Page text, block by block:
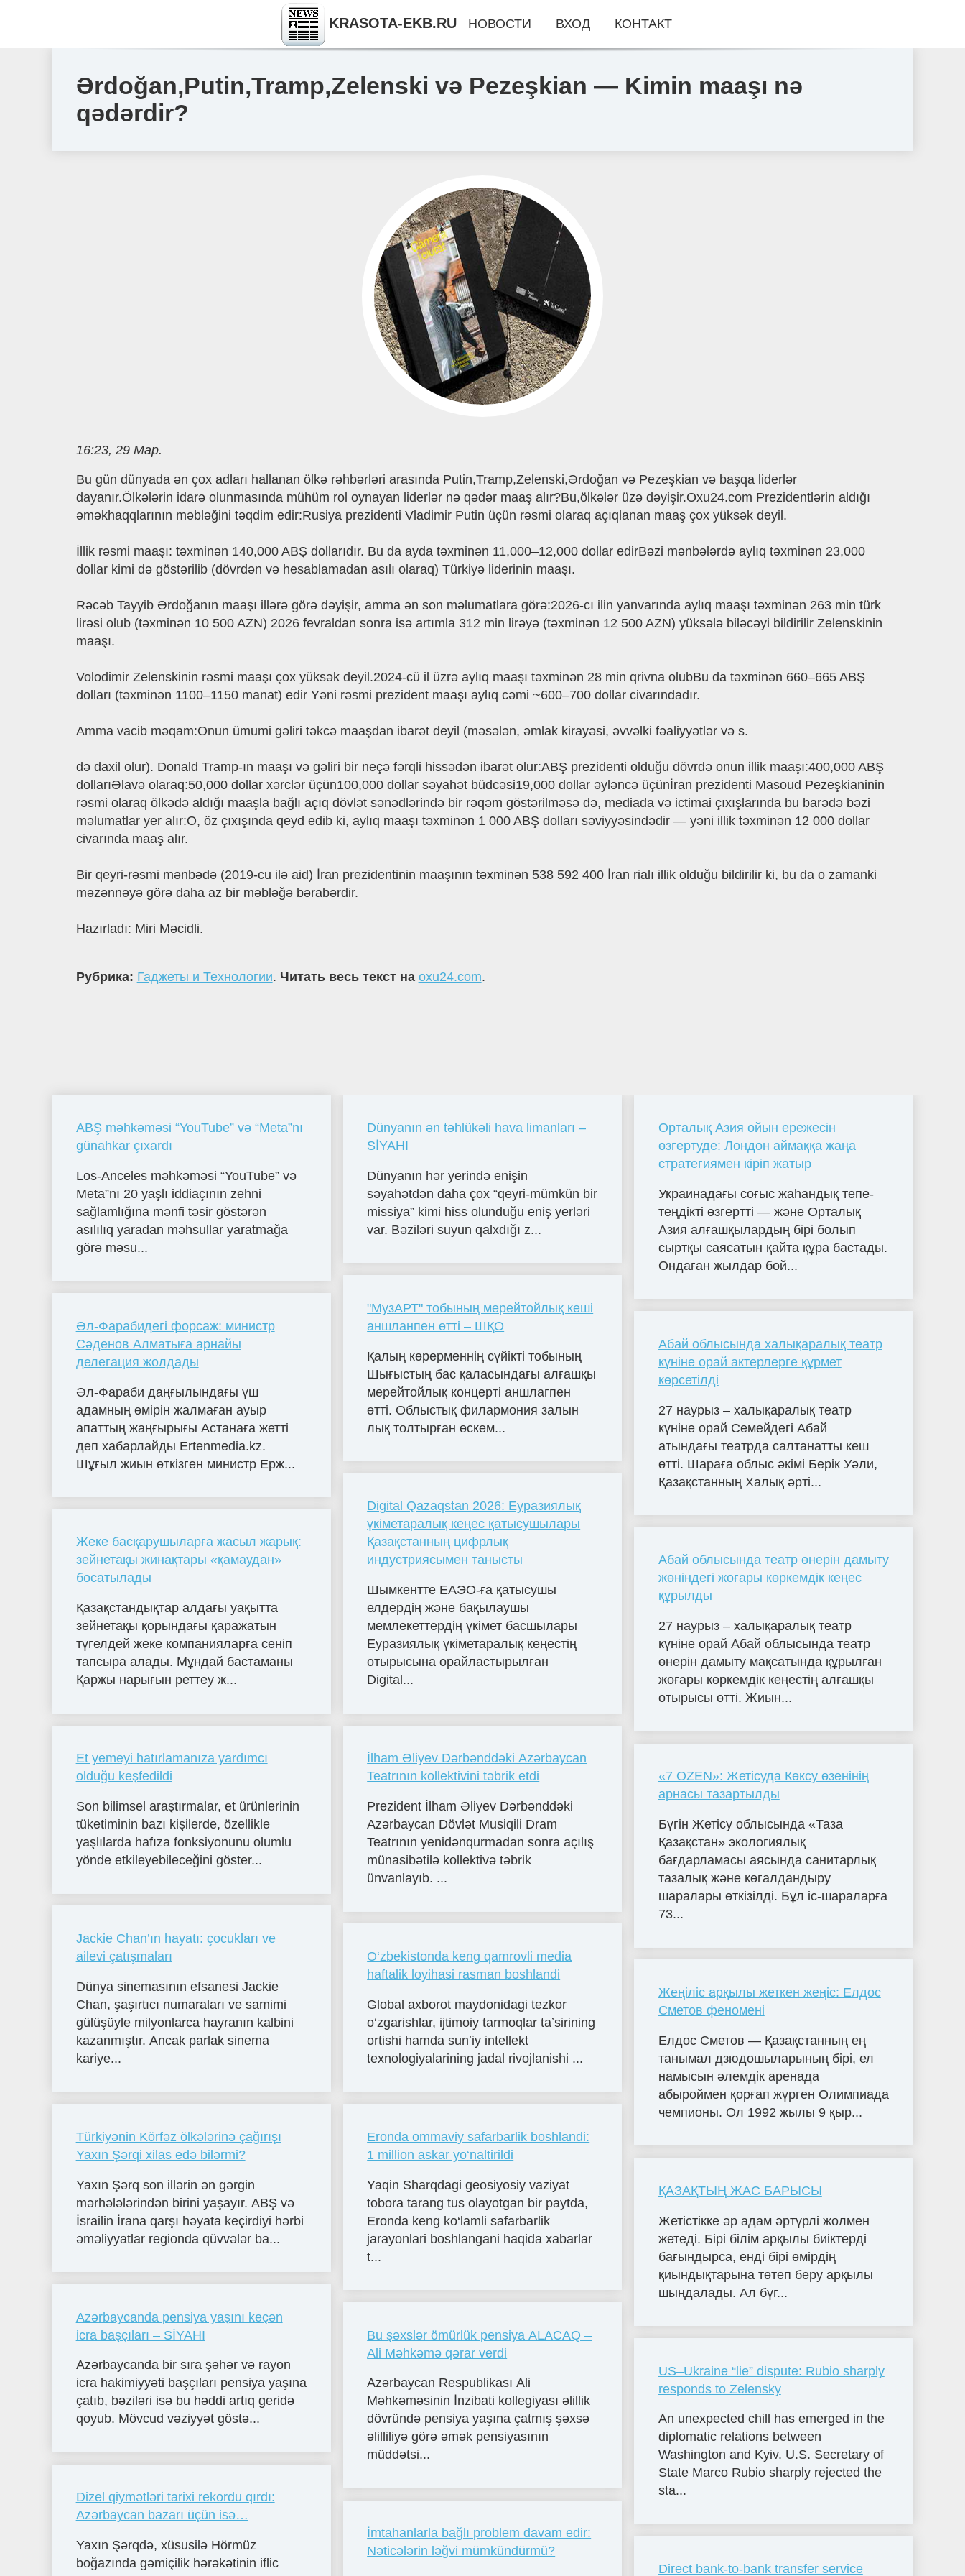
Ərdoğan,Putin,Tramp,Zelenski və Pezeşkian — Kimin maaşı nə
qədərdir?
16:23, 29 Мар.
Bu gün dünyada ən çox adları hallanan ölkə rəhbərləri arasında Putin,Tramp,Zelenski,Ərdoğan və Pezeşkian və başqa liderlər
dayanır.Ölkələrin idarə olunmasında mühüm rol oynayan liderlər nə qədər maaş alır?Bu,ölkələr üzə dəyişir.Oxu24.com Prezidentlərin aldığı
əməkhaqqlarının məbləğini təqdim edir:Rusiya prezidenti Vladimir Putin üçün rəsmi olaraq açıqlanan maaş çox yüksək deyil.
İllik rəsmi maaşı: təxminən 140,000 ABŞ dollarıdır. Bu da ayda təxminən 11,000–12,000 dollar edirBəzi mənbələrdə aylıq təxminən 23,000
dollar kimi də göstərilib (dövrdən və hesablamadan asılı olaraq) Türkiyə liderinin maaşı.
Rəcəb Tayyib Ərdoğanın maaşı illərə görə dəyişir, amma ən son məlumatlara görə:2026-cı ilin yanvarında aylıq maaşı təxminən 263 min türk
lirəsi olub (təxminən 10 500 AZN) 2026 fevraldan sonra isə artımla 312 min lirəyə (təxminən 12 500 AZN) yüksələ biləcəyi bildirilir Zelenskinin
maaşı.
Volodimir Zelenskinin rəsmi maaşı çox yüksək deyil.2024-cü il üzrə aylıq maaşı təxminən 28 min qrivna olubBu da təxminən 660–665 ABŞ
dolları (təxminən 1100–1150 manat) edir Yəni rəsmi prezident maaşı aylıq cəmi ~600–700 dollar civarındadır.
Amma vacib məqam:Onun ümumi gəliri təkcə maaşdan ibarət deyil (məsələn, əmlak kirayəsi, əvvəlki fəaliyyətlər və s.
də daxil olur). Donald Tramp-ın maaşı və gəliri bir neçə fərqli hissədən ibarət olur:ABŞ prezidenti olduğu dövrdə onun illik maaşı:400,000 ABŞ
dollarıƏlavə olaraq:50,000 dollar xərclər üçün100,000 dollar səyahət büdcəsi19,000 dollar əyləncə üçünİran prezidenti Masoud Pezeşkianinin
rəsmi olaraq ölkədə aldığı maaşla bağlı açıq dövlət sənədlərində bir rəqəm göstərilməsə də, mediada və ictimai çıxışlarında bu barədə bəzi
məlumatlar yer alır:O, öz çıxışında qeyd edib ki, aylıq maaşı təxminən 1 000 ABŞ dolları səviyyəsindədir — yəni illik təxminən 12 000 dollar
civarında maaş alır.
Bir qeyri-rəsmi mənbədə (2019‑cu ilə aid) İran prezidentinin maaşının təxminən 538 592 400 İran rialı illik olduğu bildirilir ki, bu da o zamanki
məzənnəyə görə daha az bir məbləğə bərabərdir.
Hazırladı: Miri Məcidli.
Рубрика: Гаджеты и Технологии. Читать весь текст на oxu24.com.
ABŞ məhkəməsi “YouTube” və “Meta”nı
günahkar çıxardı
Los-Anceles məhkəməsi “YouTube” və
Meta”nı 20 yaşlı iddiaçının zehni
sağlamlığına mənfi təsir göstərən
asılılıq yaradan məhsullar yaratmağa
görə məsu...
Әл-Фарабидегі форсаж: министр
Сәденов Алматыға арнайы
делегация жолдады
Әл-Фараби даңғылындағы үш
адамның өмірін жалмаған ауыр
апаттың жаңғырығы Астанаға жетті
деп хабарлайды Ertenmedia.kz.
Шұғыл жиын өткізген министр Ерж...
Жеке басқарушыларға жасыл жарық:
зейнетақы жинақтары «қамаудан»
босатылады
Қазақстандықтар алдағы уақытта
зейнетақы қорындағы қаражатын
түгелдей жеке компанияларға сеніп
тапсыра алады. Мұндай бастаманы
Қаржы нарығын реттеу ж...
Et yemeyi hatırlamanıza yardımcı
olduğu keşfedildi
Son bilimsel araştırmalar, et ürünlerinin
tüketiminin bazı kişilerde, özellikle
yaşlılarda hafıza fonksiyonunu olumlu
yönde etkileyebileceğini göster...
Jackie Chan’ın hayatı: çocukları ve
ailevi çatışmaları
Dünya sinemasının efsanesi Jackie
Chan, şaşırtıcı numaraları ve samimi
gülüşüyle milyonlarca hayranın kalbini
kazanmıştır. Ancak parlak sinema
kariye...
Türkiyənin Körfəz ölkələrinə çağırışı
Yaxın Şərqi xilas edə bilərmi?
Yaxın Şərq son illərin ən gərgin
mərhələlərindən birini yaşayır. ABŞ və
İsrailin İrana qarşı həyata keçirdiyi hərbi
əməliyyatlar regionda qüvvələr ba...
Azərbaycanda pensiya yaşını keçən
icra başçıları – SİYAHI
Azərbaycanda bir sıra şəhər və rayon
icra hakimiyyəti başçıları pensiya yaşına
çatıb, bəziləri isə bu həddi artıq geridə
qoyub. Mövcud vəziyyət göstə...
Dizel qiymətləri tarixi rekordu qırdı:
Azərbaycan bazarı üçün isə…
Yaxın Şərqdə, xüsusilə Hörmüz
boğazında gəmiçilik hərəkətinin iflic
Dünyanın ən təhlükəli hava limanları –
SİYAHI
Dünyanın hər yerində enişin
səyahətdən daha çox “qeyri-mümkün bir
missiya” kimi hiss olunduğu eniş yerləri
var. Bəziləri suyun qalxdığı z...
"МузАРТ" тобының мерейтойлық кеші
аншланпен өтті – ШҚО
Қалың көрерменнің сүйікті тобының
Шығыстың бас қаласындағы алғашқы
мерейтойлық концерті аншлагпен
өтті. Облыстық филармония залын
лық толтырған өскем...
Digital Qazaqstan 2026: Еуразиялық
үкіметаралық кеңес қатысушылары
Қазақстанның цифрлық
индустриясымен танысты
Шымкентте ЕАЭО-ға қатысушы
елдердің және бақылаушы
мемлекеттердің үкімет басшылары
Еуразиялық үкіметаралық кеңестің
отырысына орайластырылған
Digital...
İlham Əliyev Dərbənddəki Azərbaycan
Teatrının kollektivini təbrik etdi
Prezident İlham Əliyev Dərbənddəki
Azərbaycan Dövlət Musiqili Dram
Teatrının yenidənqurmadan sonra açılış
münasibətilə kollektivə təbrik
ünvanlayıb. ...
O‘zbekistonda keng qamrovli media
haftalik loyihasi rasman boshlandi
Global axborot maydonidagi tezkor
o‘zgarishlar, ijtimoiy tarmoqlar taʼsirining
ortishi hamda sunʼiy intellekt
texnologiyalarining jadal rivojlanishi ...
Eronda ommaviy safarbarlik boshlandi:
1 million askar yo‘naltirildi
Yaqin Sharqdagi geosiyosiy vaziyat
tobora tarang tus olayotgan bir paytda,
Eronda keng ko‘lamli safarbarlik
jarayonlari boshlangani haqida xabarlar
t...
Bu şəxslər ömürlük pensiya ALACAQ –
Ali Məhkəmə qərar verdi
Azərbaycan Respublikası Ali
Məhkəməsinin İnzibati kollegiyası əlillik
dövründə pensiya yaşına çatmış şəxsə
əlilliliyə görə əmək pensiyasının
müddətsi...
İmtahanlarla bağlı problem davam edir:
Nəticələrin ləğvi mümkündürmü?
Орталық Азия ойын ережесін
өзгертуде: Лондон аймаққа жаңа
стратегиямен кіріп жатыр
Украинадағы соғыс жаһандық тепе-
теңдікті өзгертті — және Орталық
Азия алғашқылардың бірі болып
сыртқы саясатын қайта құра бастады.
Ондаған жылдар бой...
Абай облысында халықаралық театр
күніне орай актерлерге құрмет
көрсетілді
27 наурыз – халықаралық театр
күніне орай Семейдегі Абай
атындағы театрда салтанатты кеш
өтті. Шараға облыс әкімі Берік Уәли,
Қазақстанның Халық әрті...
Абай облысында театр өнерін дамыту
жөніндегі жоғары көркемдік кеңес
құрылды
27 наурыз – халықаралық театр
күніне орай Абай облысында театр
өнерін дамыту мақсатында құрылған
жоғары көркемдік кеңестің алғашқы
отырысы өтті. Жиын...
«7 OZEN»: Жетісуда Көксу өзенінің
арнасы тазартылды
Бүгін Жетісу облысында «Таза
Қазақстан» экологиялық
бағдарламасы аясында санитарлық
тазалық және көгалдандыру
шаралары өткізілді. Бұл іс-шараларға
73...
Жеңіліс арқылы жеткен жеңіс: Елдос
Сметов феномені
Елдос Сметов — Қазақстанның ең
танымал дзюдошыларының бірі, ел
намысын әлемдік аренада
абыроймен қорғап жүрген Олимпиада
чемпионы. Ол 1992 жылы 9 қыр...
ҚАЗАҚТЫҢ ЖАС БАРЫСЫ
Жетістікке әр адам әртүрлі жолмен
жетеді. Бірі білім арқылы биіктерді
бағындырса, енді бірі өмірдің
қиындықтарына төтеп беру арқылы
шыңдалады. Ал бүг...
US–Ukraine “lie” dispute: Rubio sharply
responds to Zelensky
An unexpected chill has emerged in the
diplomatic relations between
Washington and Kyiv. U.S. Secretary of
State Marco Rubio sharply rejected the
sta...
Direct bank-to-bank transfer service
KRASOTA-EKB.RU НОВОСТИ ВХОД КОНТАКТ